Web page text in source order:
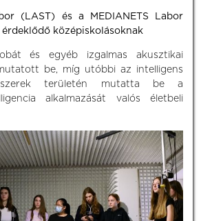
(LAST) és a MEDIANETS Labor
középiskolásoknak
és egyéb izgalmas akusztikai
be, míg utóbbi az intelligens
területén mutatta be a
alkalmazását valós életbeli